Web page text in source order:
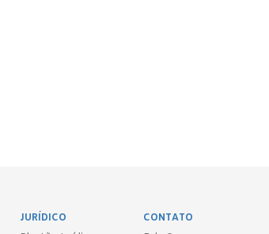
JURÍDICO
CONTATO